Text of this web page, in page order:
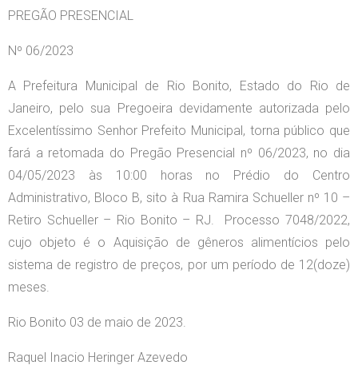
PREGÃO PRESENCIAL
Nº 06/2023
A Prefeitura Municipal de Rio Bonito, Estado do Rio de
Janeiro, pelo sua Pregoeira devidamente autorizada pelo
Excelentíssimo Senhor Prefeito Municipal, torna público que
fará a retomada do Pregão Presencial nº 06/2023, no dia
04/05/2023 às 10:00 horas no Prédio do Centro
Administrativo, Bloco B, sito à Rua Ramira Schueller nº 10 –
Retiro Schueller – Rio Bonito – RJ. Processo 7048/2022,
cujo objeto é o Aquisição de gêneros alimentícios pelo
sistema de registro de preços, por um período de 12(doze)
meses.
Rio Bonito 03 de maio de 2023.
Raquel Inacio Heringer Azevedo